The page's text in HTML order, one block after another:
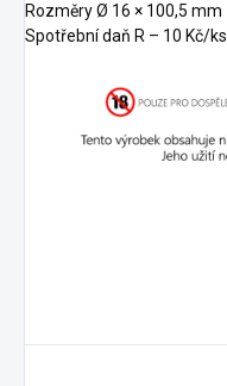
Rozměry Ø 16 × 100,5 mm
Spotřební daň R – 10 Kč/ks